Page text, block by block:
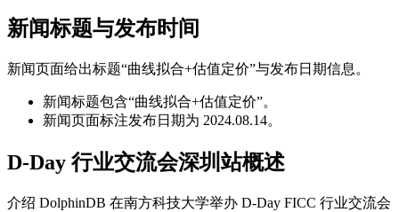
新闻标题与发布时间
新闻页面给出标题“曲线拟合+估值定价”与发布日期信息。
新闻标题包含“曲线拟合+估值定价”。
新闻页面标注发布日期为 2024.08.14。
D-Day 行业交流会深圳站概述
介绍 DolphinDB 在南方科技大学举办 D-Day FICC 行业交流会